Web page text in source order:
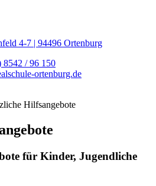
4-7 | 94496 Ortenburg
8542 / 96 150
ortenburg.de
Hilfsangebote
für Kinder, Jugendliche